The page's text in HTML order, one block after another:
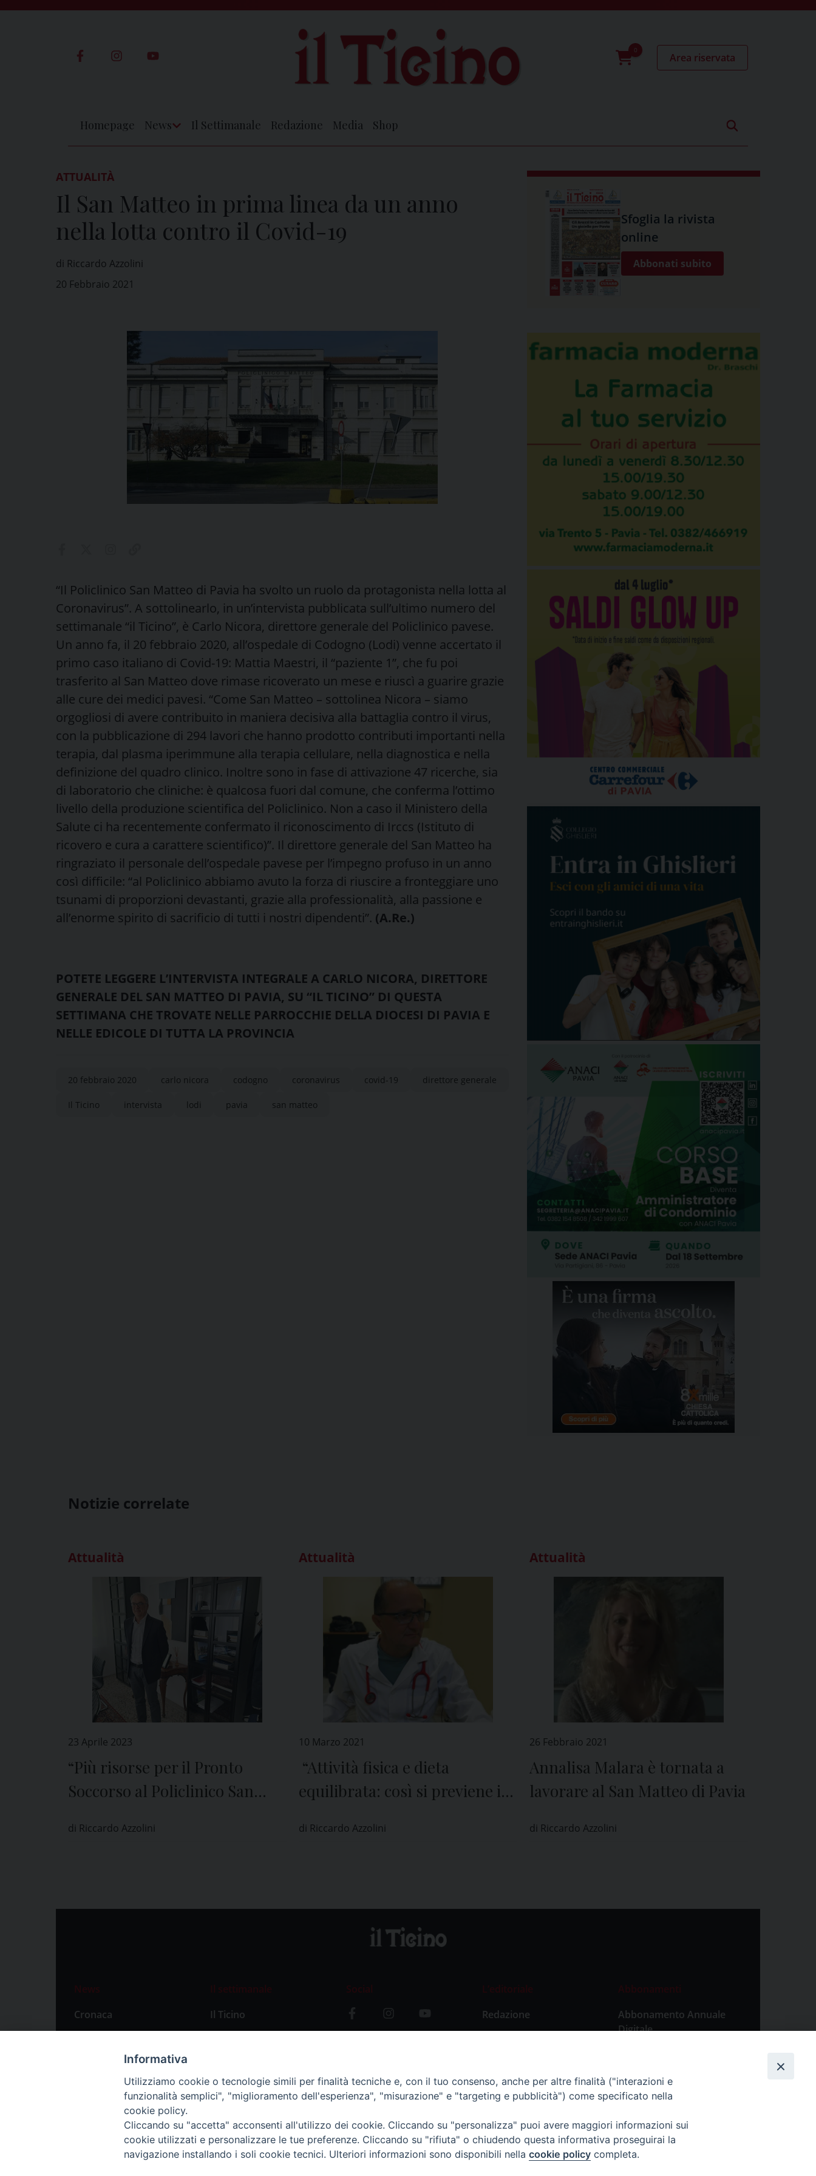
0
Area riservata
Homepage News Il Settimanale Redazione Media Shop
ATTUALITÀ
Il San Matteo in prima linea da un anno
nella lotta contro il Covid-19
di Riccardo Azzolini
20 Febbraio 2021
“Il Policlinico San Matteo di Pavia ha svolto un ruolo da protagonista nella lotta al
Coronavirus”. A sottolinearlo, in un’intervista pubblicata sull’ultimo numero del
settimanale “il Ticino”, è Carlo Nicora, direttore generale del Policlinico pavese.
Un anno fa, il 20 febbraio 2020, all’ospedale di Codogno (Lodi) venne accertato il
primo caso italiano di Covid-19: Mattia Maestri, il “paziente 1”, che fu poi
trasferito al San Matteo dove rimase ricoverato un mese e riuscì a guarire grazie
alle cure dei medici pavesi. “Come San Matteo – sottolinea Nicora – siamo
orgogliosi di avere contribuito in maniera decisiva alla battaglia contro il virus,
con la pubblicazione di 294 lavori che hanno prodotto contributi importanti nella
terapia, dal plasma iperimmune alla terapia cellulare, nella diagnostica e nella
definizione del quadro clinico. Inoltre sono in fase di attivazione 47 ricerche, sia
di laboratorio che cliniche: è qualcosa fuori dal comune, che conferma l’ottimo
livello della produzione scientifica del Policlinico. Non a caso il Ministero della
Salute ci ha recentemente confermato il riconoscimento di Irccs (Istituto di
ricovero e cura a carattere scientifico)”. Il direttore generale del San Matteo ha
ringraziato il personale dell’ospedale pavese per l’impegno profuso in un anno
così difficile: “al Policlinico abbiamo avuto la forza di riuscire a fronteggiare uno
tsunami di proporzioni devastanti, grazie alla professionalità, alla passione e
all’enorme spirito di sacrificio di tutti i nostri dipendenti”. (A.Re.)
POTETE LEGGERE L’INTERVISTA INTEGRALE A CARLO NICORA, DIRETTORE
GENERALE DEL SAN MATTEO DI PAVIA, SU “IL TICINO” DI QUESTA
SETTIMANA CHE TROVATE NELLE PARROCCHIE DELLA DIOCESI DI PAVIA E
NELLE EDICOLE DI TUTTA LA PROVINCIA
20 febbraio 2020 carlo nicora codogno coronavirus covid-19 direttore generale
Il Ticino intervista lodi pavia san matteo
Sfoglia la rivista
online
Abbonati subito
Notizie correlate
Attualità
23 Aprile 2023
“Più risorse per il Pronto
Soccorso al Policlinico San
di Riccardo Azzolini
Attualità
10 Marzo 2021
“Attività fisica e dieta
equilibrata: così si previene il
di Riccardo Azzolini
Attualità
26 Febbraio 2021
Annalisa Malara è tornata a
lavorare al San Matteo di Pavia
di Riccardo Azzolini
News
Cronaca
Attualità
Primo Piano
Il settimanale
Il Ticino
Abbonamenti
Social
L’editoriale
Redazione
Storia
Abbonamenti
Abbonamento Annuale
Digitale
Abbonamento Singola
Copia Digitale
Informativa
Utilizziamo cookie o tecnologie simili per finalità tecniche e, con il tuo consenso, anche per altre finalità ("interazioni e
funzionalità semplici", "miglioramento dell'esperienza", "misurazione" e "targeting e pubblicità") come specificato nella
cookie policy.
Cliccando su "accetta" acconsenti all'utilizzo dei cookie. Cliccando su "personalizza" puoi avere maggiori informazioni sui
cookie utilizzati e personalizzare le tue preferenze. Cliccando su "rifiuta" o chiudendo questa informativa proseguirai la
navigazione installando i soli cookie tecnici. Ulteriori informazioni sono disponibili nella cookie policy completa.